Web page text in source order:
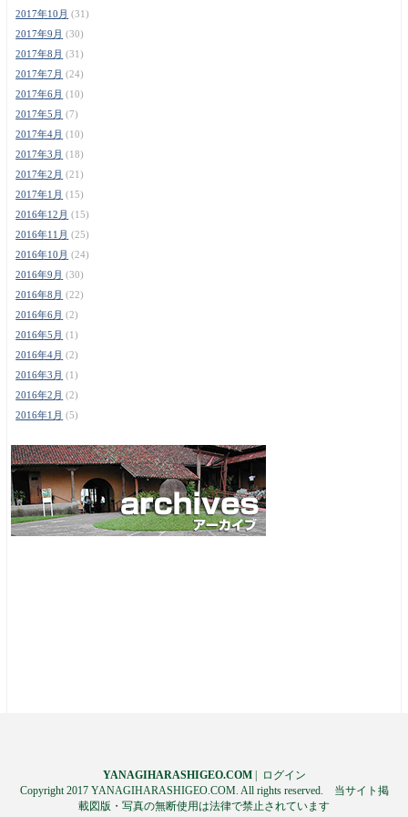
2017年10月 (31)
2017年9月 (30)
2017年8月 (31)
2017年7月 (24)
2017年6月 (10)
2017年5月 (7)
2017年4月 (10)
2017年3月 (18)
2017年2月 (21)
2017年1月 (15)
2016年12月 (15)
2016年11月 (25)
2016年10月 (24)
2016年9月 (30)
2016年8月 (22)
2016年6月 (2)
2016年5月 (1)
2016年4月 (2)
2016年3月 (1)
2016年2月 (2)
2016年1月 (5)
YANAGIHARASHIGEO.COM|
ログイン
Copyright 2017 YANAGIHARASHIGEO.COM. All rights reserved. 当サイト掲
載図版・写真の無断使用は法律で禁止されています